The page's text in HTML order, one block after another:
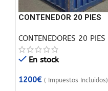
CONTENEDOR 20 PIES
CONTENEDORES 20 PIES
En stock
1200€ ( Impuestos Incluidos)